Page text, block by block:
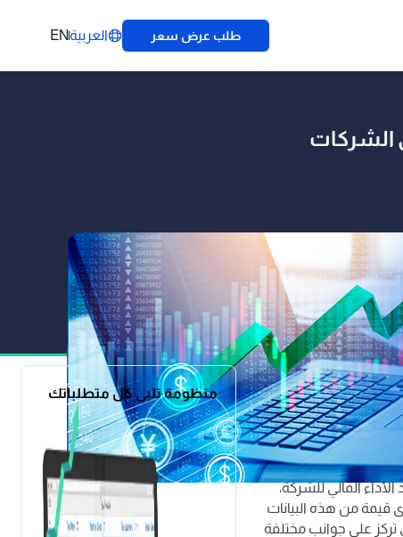
EN العربية طلب عرض سعر
الشركات
تحقيق الربحية والنمو.
مستنيرة، تحسين
المالي للشركة،
قيمة من هذه البيانات
تركز على جوانب مختلفة
منظومة تلبي كل متطلباتك